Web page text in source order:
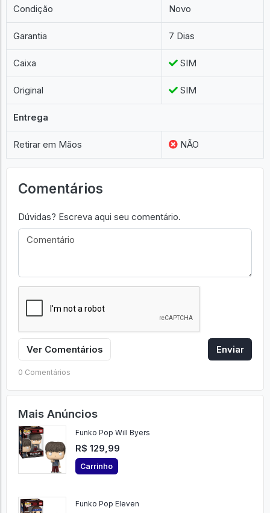
Condição Novo
Garantia 7 Dias
Caixa SIM
Original SIM
Entrega
Retirar em Mãos NÃO
Comentários
Dúvidas? Escreva aqui seu comentário.
Ver Comentários Enviar
0 Comentários
Mais Anúncios
Funko Pop Will Byers
R$ 129,99
Carrinho
Funko Pop Eleven